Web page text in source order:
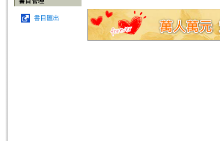
書目匯出